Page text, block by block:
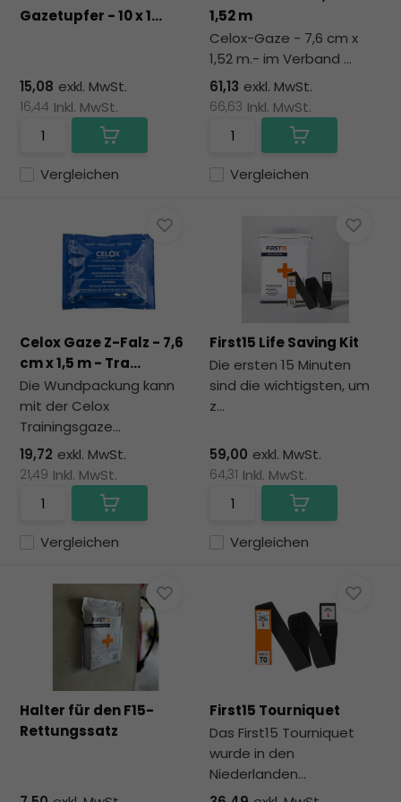
Gazetupfer - 10 x 1...
Vergleichen
15,08 exkl. MwSt.
16,44 Inkl. MwSt.
1,52 m
Celox-Gaze ​​- 7,6 cm x
1,52 m.- im Verband ...
Vergleichen
61,13 exkl. MwSt.
66,63 Inkl. MwSt.
Celox Gaze Z-Falz - 7,6
cm x 1,5 m - Tra...
Die Wundpackung kann
mit der Celox
Trainingsgaze...
Vergleichen
19,72 exkl. MwSt.
21,49 Inkl. MwSt.
First15 Life Saving Kit
Die ersten 15 Minuten
sind die wichtigsten, um
z...
Vergleichen
59,00 exkl. MwSt.
64,31 Inkl. MwSt.
Halter für den F15-
Rettungssatz
First15 Tourniquet
Das First15 Tourniquet
wurde in den
Niederlanden...